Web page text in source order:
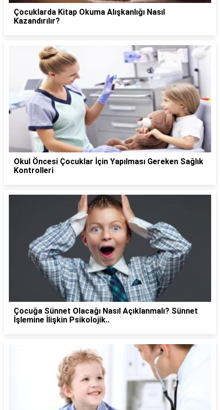
Çocuklarda Kitap Okuma Alışkanlığı Nasıl
Kazandırılır?
Okul Öncesi Çocuklar İçin Yapılması Gereken Sağlık
Kontrolleri
Çocuğa Sünnet Olacağı Nasıl Açıklanmalı? Sünnet
İşlemine İlişkin Psikolojik..